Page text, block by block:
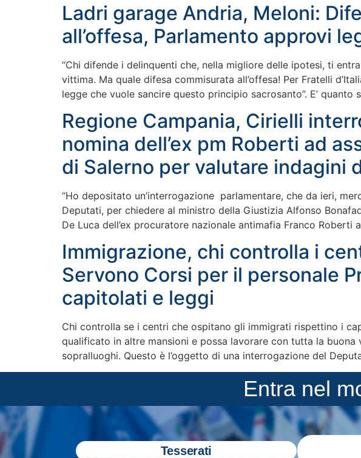
Ladri garage Andria, Meloni:
all’offesa, Parlamento approvi
“Chi difende i delinquenti che, nella migliore delle ipotesi, ti
vittima. Ma quale difesa commisurata all’offesa! Per Fratelli
legge che vuole sancire questo principio sacrosanto”. E’ quanto
Regione Campania, Cirielli
nomina dell’ex pm Roberti ad
di Salerno per valutare indagini
“Ho depositato un’interrogazione parlamentare, che da ieri,
Deputati, per chiedere al ministro della Giustizia Alfonso
De Luca dell’ex procuratore nazionale antimafia Franco
Immigrazione, chi controlla i
Servono Corsi per il personale
capitolati e leggi
Chi controlla se i centri che ospitano gli immigrati rispettino i
qualificato in altre mansioni e possa lavorare con tutta la
sopralluoghi. Questo è l’oggetto di una interrogazione del
Entra nel
Tesserati